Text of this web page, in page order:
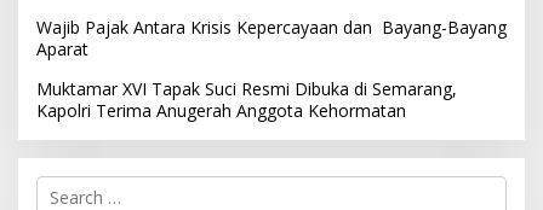
Wajib Pajak Antara Krisis Kepercayaan dan Bayang-Bayang
Aparat
Muktamar XVI Tapak Suci Resmi Dibuka di Semarang,
Kapolri Terima Anugerah Anggota Kehormatan
S